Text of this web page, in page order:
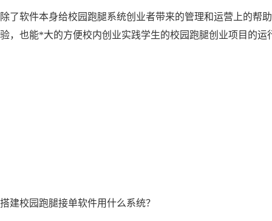
除了软件本身给校园跑腿系统创业者带来的管理和运营上的帮
验，也能*大的方便校内创业实践学生的校园跑腿创业项目的运
搭建校园跑腿接单软件用什么系统？